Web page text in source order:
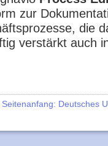
zur
die
verstärkt auch
Deutsches